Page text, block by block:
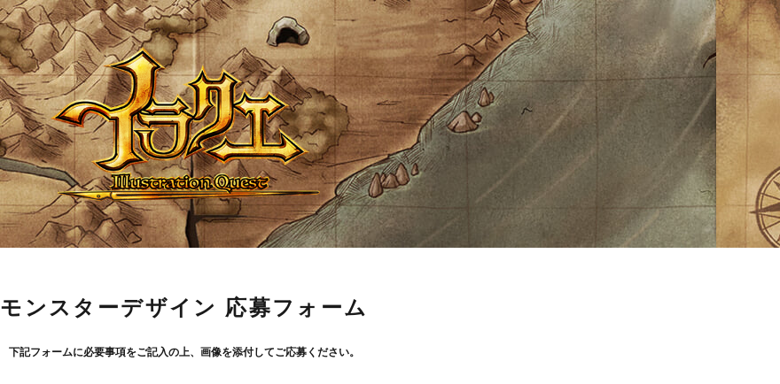
モンスターデザイン 応募フォーム
下記フォームに必要事項をご記入の上、画像を添付してご応募ください。